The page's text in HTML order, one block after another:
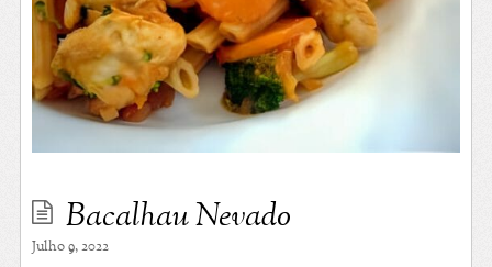
Bacalhau Nevado
Julho 9, 2022